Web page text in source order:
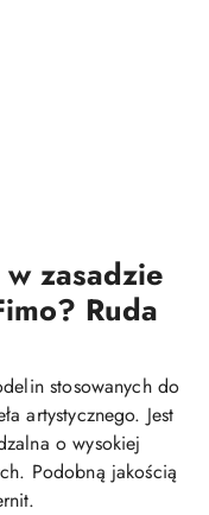
zasadzie
Ruda
stosowanych do
artystycznego. Jest
o wysokiej
Podobną jakością